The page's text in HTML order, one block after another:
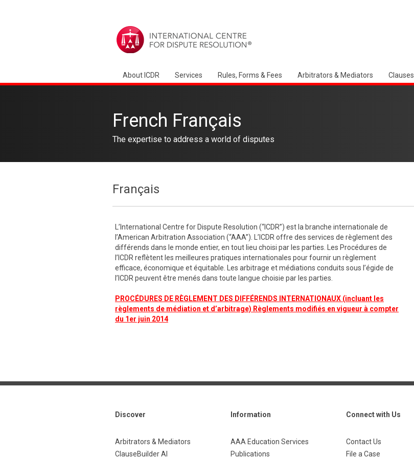
About ICDR Services Rules, Forms & Fees Arbitrators & Mediators Clauses
French Français
The expertise to address a world of disputes
Français
L’International Centre for Dispute Resolution (“ICDR”) est la branche internationale de
l’American Arbitration Association (“AAA”). L’ICDR offre des services de règlement des
différends dans le monde entier, en tout lieu choisi par les parties. Les Procédures de
l’ICDR reflètent les meilleures pratiques internationales pour fournir un règlement
efficace, économique et équitable. Les arbitrage et médiations conduits sous l’égide de
l’ICDR peuvent être menés dans toute langue choisie par les parties.
PROCÉDURES DE RÈGLEMENT DES DIFFÉRENDS INTERNATIONAUX (incluant les
règlements de médiation et d’arbitrage) Règlements modifiés en vigueur à compter
du 1er juin 2014
Discover
Arbitrators & Mediators
ClauseBuilder AI
Information
AAA Education Services
Publications
Connect with Us
Contact Us
File a Case